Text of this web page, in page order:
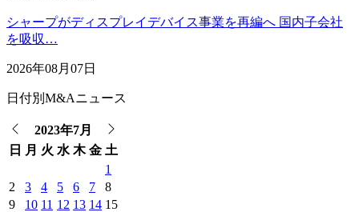
シャープがディスプレイデバイス事業を再編へ 国内子会社
を吸収…
2026年08月07日
日付別M&Aニュース
2023年7月
日
月 火 水 木 金 土
1
2
3 4 5 6 7
8
9
10 11 12 13 14 15